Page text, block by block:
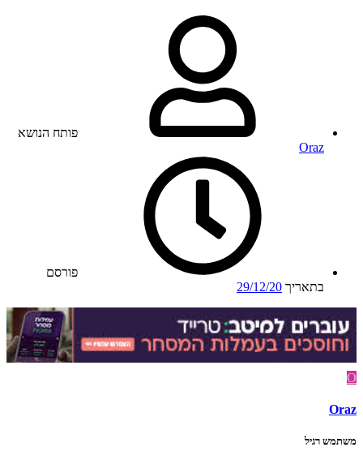
פותח הנושא
Oraz
פורסם
בתאריך 29/12/20
O
Oraz
משתמש רגיל